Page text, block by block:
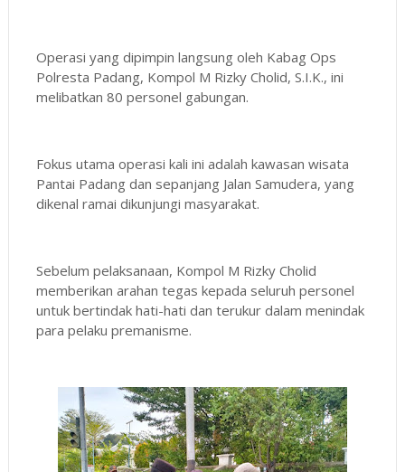
Operasi yang dipimpin langsung oleh Kabag Ops
Polresta Padang, Kompol M Rizky Cholid, S.I.K., ini
melibatkan 80 personel gabungan.
Fokus utama operasi kali ini adalah kawasan wisata
Pantai Padang dan sepanjang Jalan Samudera, yang
dikenal ramai dikunjungi masyarakat.
Sebelum pelaksanaan, Kompol M Rizky Cholid
memberikan arahan tegas kepada seluruh personel
untuk bertindak hati-hati dan terukur dalam menindak
para pelaku premanisme.